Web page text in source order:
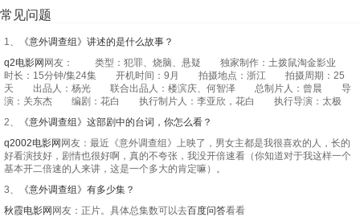
常见问题
1、
《意外调查组》讲述的是什么故事？
q2电影网网友： 类型：犯罪、烧脑、悬疑 独家制作：土拨鼠淘金影业
时长：15分钟/集24集 开机时间：9月 拍摄地点：浙江 拍摄周期：25
天 出品人：杨光 联合出品人：楼滨庆、何智泽 总制片人：曾晨 导
演：关东杰 编剧：花白 执行制片人：李亚欣，花白 执行导演：太极
2、
《意外调查组》这部剧中的台词，你怎么看？
q2002电影网网友：最近《意外调查组》上映了，男女主都是我很喜欢的人，长的
好看演技好，剧情也很好啊，真的不夸张，我没开倍速看（你知道对于我这样一个
基本开二倍速的人来讲，这是一个多大的肯定嘛）。
3、
《意外调查组》有多少集？
秋霞电影网网友：正片。具体总集数可以去百度问答看看